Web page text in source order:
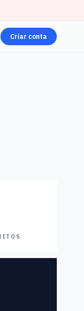
Criar conta